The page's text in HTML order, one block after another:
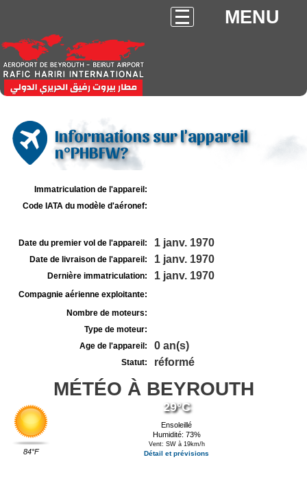
MENU
Informations sur l'appareil
n°PHBFW?
Immatriculation de l'appareil:
Code IATA du modèle d'aéronef:
Date du premier vol de l'appareil: 1 janv. 1970
Date de livraison de l'appareil: 1 janv. 1970
Dernière immatriculation: 1 janv. 1970
Compagnie aérienne exploitante:
Nombre de moteurs:
Type de moteur:
Age de l'appareil:
0 an(s)
Statut: réformé
MÉTÉO À BEYROUTH
84°F
29°C
Ensoleillé
Humidité: 73%
Vent: SW à 19km/h
Détail et prévisions